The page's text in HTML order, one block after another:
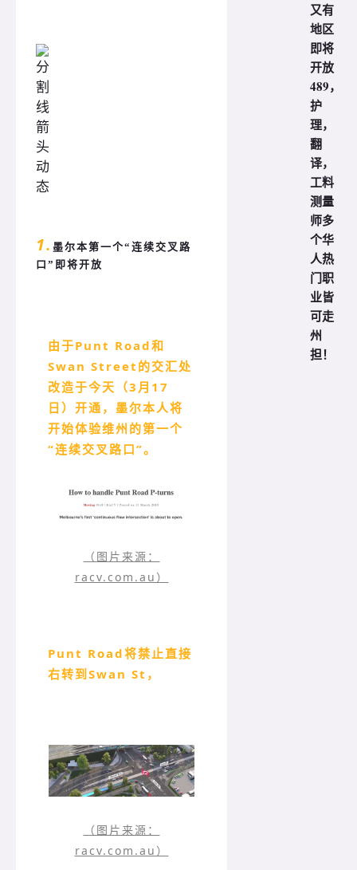
1. 墨尔本第一个“连续交叉路
口”即将开放
由于Punt Road和
Swan Street的交汇处
改造于今天（3月17
日）开通，墨尔本人将
开始体验维州的第一个
“连续交叉路口”。
（图片来源：
racv.com.au）
Punt Road将禁止直接
右转到Swan St，
（图片来源：
racv.com.au）
又有
地区
即将
开放
489，
护
理，
翻
译，
工料
测量
师多
个华
人热
门职
业皆
可走
州
担！